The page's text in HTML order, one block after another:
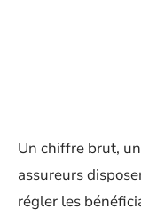
Un chiffre brut,
assureurs
régler les